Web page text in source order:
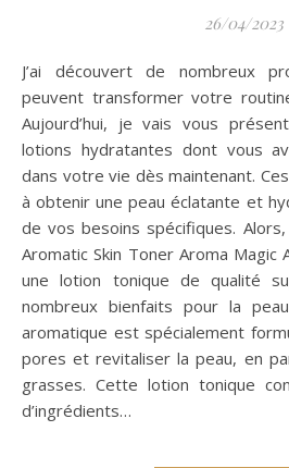
26/04/2023
J’ai découvert de nombreux produits incroyables qui
peuvent transformer votre
Aujourd’hui, je vais vous
lotions hydratantes dont vous
dans votre vie dès maintenant.
à obtenir une peau éclatante et
de vos besoins spécifiques.
Aromatic Skin Toner Aroma Magic
une lotion tonique de qualité
nombreux bienfaits pour la
aromatique est spécialement
pores et revitaliser la peau, en
grasses. Cette lotion tonique
d’ingrédients…